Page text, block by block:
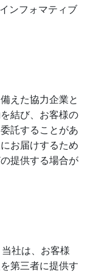
ンフォマティブ
えた協力企業と
結び、お客様の
託することがあ
お届けするため
提供する場合が
社は、お客様
第三者に提供す